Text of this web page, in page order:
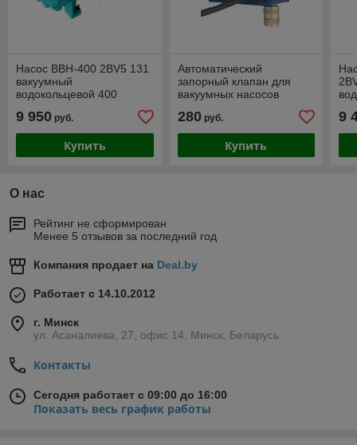
Насос ВВН-400 2BV5 131
вакуумный
водокольцевой 400
9 950 руб.
Купить
Автоматический
запорный клапан для
вакуумных насосов
280руб.
Купить
9
О нас
Рейтинг не сформирован
Менее 5 отзывов за последний год
Компания продает на Deal.by
Работает с 14.10.2012
г. Минск
ул. Асаналиева, 27, офис 14, Минск, Беларусь
Контакты
Сегодня работает с 09:00 до 16:00
Показать весь график работы